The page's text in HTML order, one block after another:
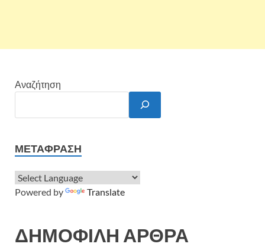
Αναζήτηση
ΜΕΤΆΦΡΑΣΗ
Powered by Translate
ΔΗΜΟΦΙΛΗ ΑΡΘΡΑ